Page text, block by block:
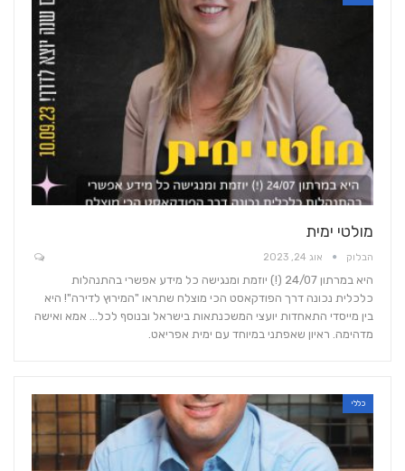
מולטי ימית
הבלוק אוג 24, 2023
היא במרתון 24/07 (!) יוזמת ומנגישה כל מידע אפשרי בהתנהלות
כלכלית נכונה דרך הפודקאסט הכי מוצלח שתראו "המירוץ לדירה"! היא
בין מייסדי התאחדות יועצי המשכנתאות בישראל ובנוסף לכל... אמא ואישה
מדהימה. ראיון שאפתני במיוחד עם ימית אפריאט.
כללי